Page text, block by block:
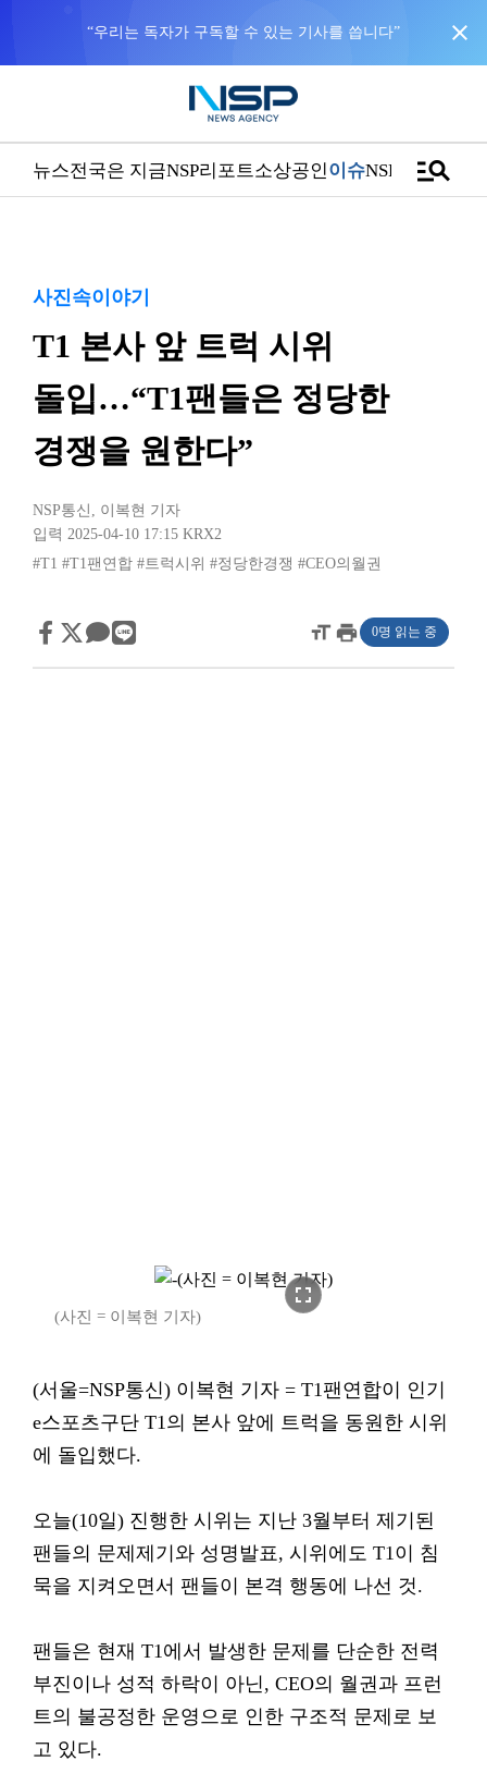
“우리는 독자가 구독할 수 있는 기사를 씁니다” close
뉴스전국은 지금NSP리포트소상공인이슈NSPTVmanage_search
사진속이야기
T1 본사 앞 트럭 시위
돌입…“T1팬들은 정당한
경쟁을 원한다”
NSP통신 , 이복현 기자
입력 2025-04-10 17:15 KRX2
#T1 #T1팬연합 #트럭시위 #정당한경쟁 #CEO의월권
format_sizeprint 0명 읽는 중
fullscreen
(사진 = 이복현 기자)
(서울=NSP통신) 이복현 기자 = T1팬연합이 인기
e스포츠구단 T1의 본사 앞에 트럭을 동원한 시위
에 돌입했다.
오늘(10일) 진행한 시위는 지난 3월부터 제기된
팬들의 문제제기와 성명발표, 시위에도 T1이 침
묵을 지켜오면서 팬들이 본격 행동에 나선 것.
팬들은 현재 T1에서 발생한 문제를 단순한 전력
부진이나 성적 하락이 아닌, CEO의 월권과 프런
트의 불공정한 운영으로 인한 구조적 문제로 보
고 있다.